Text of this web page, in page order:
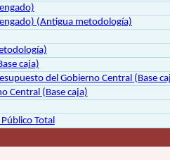
(Antigua metodología)
caja)
del Gobierno Central (Base
Central (Base caja)
Total